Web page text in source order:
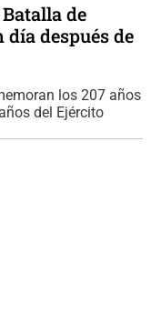
de
día después de
los 207 años
del Ejército